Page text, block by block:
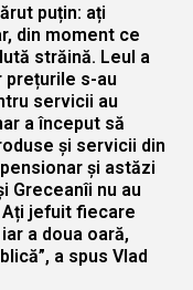
puțin: ați
din moment ce
străină. Leul a
prețurile s-au
servicii au
a început să
și servicii din
și astăzi
Greceanîi nu au
Ați jefuit fiecare
a doua oară,
a spus Vlad